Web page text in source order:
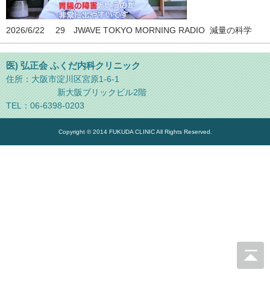
2026/6/22 29 JWAVE TOKYO MORNING RADIO 減量の科学
医) 弘正会 ふくだ内科クリニック
住所：大阪市淀川区宮原1-6-1
新大阪ブリックビル2階
TEL：06-6398-0203
Copyright © 2014 FUKUDA CLINIC All Rights Reserved.